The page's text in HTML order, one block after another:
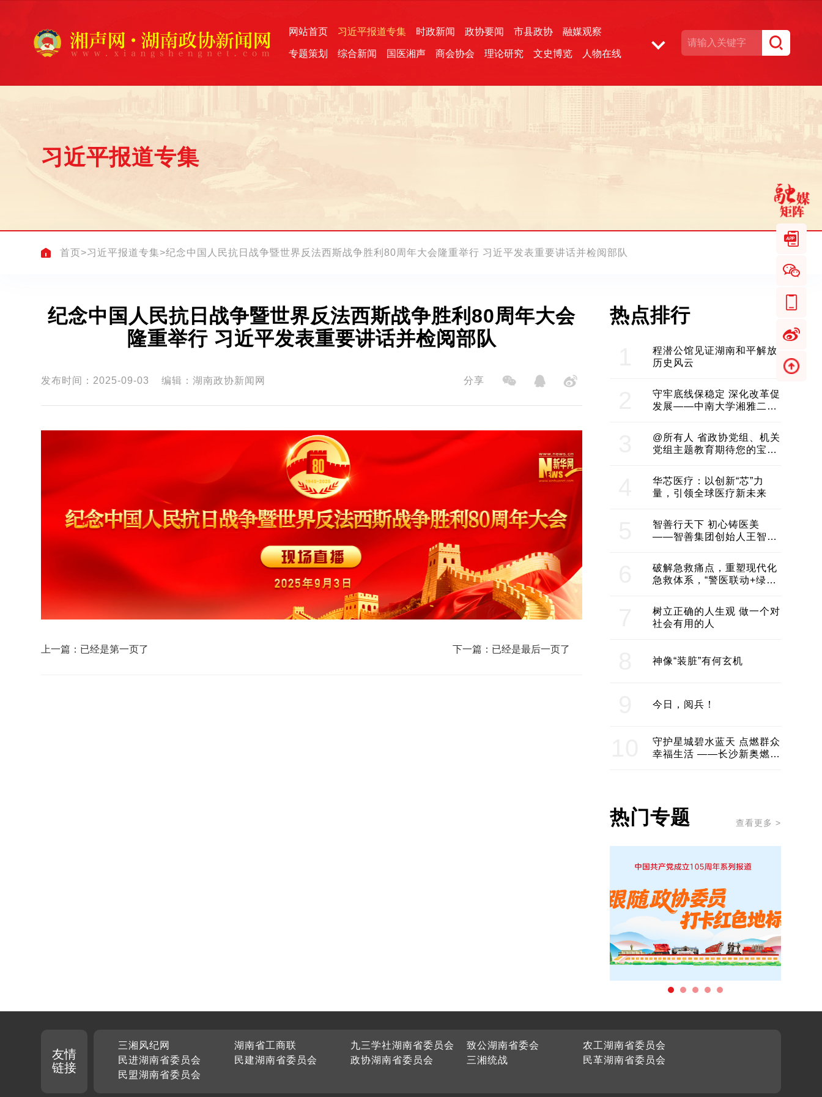
网站首页 习近平报道专集 时政新闻 政协要闻 市县政协 融媒观察
专题策划 综合新闻 国医湘声 商会协会 理论研究 文史博览 人物在线
习近平报道专集
首页>习近平报道专集>纪念中国人民抗日战争暨世界反法西斯战争胜利80周年大会隆重举行 习近平发表重要讲话并检阅部队
纪念中国人民抗日战争暨世界反法西斯战争胜利80周年大会
隆重举行 习近平发表重要讲话并检阅部队
发布时间：2025-09-03 编辑：湖南政协新闻网 分享
上一篇：已经是第一页了 下一篇：已经是最后一页了
热点排行
程潜公馆见证湖南和平解放
历史风云
守牢底线保稳定 深化改革促
发展——中南大学湘雅二医
@所有人 省政协党组、机关
党组主题教育期待您的宝贵
华芯医疗：以创新“芯”力
量，引领全球医疗新未来
智善行天下 初心铸医美
——智善集团创始人王智带
建医美产业良性生态圈
破解急救痛点，重塑现代化
急救体系，“警医联动+绿波
树立正确的人生观 做一个对
社会有用的人
神像“装脏”有何玄机
今日，阅兵！
守护星城碧水蓝天 点燃群众
幸福生活 ——长沙新奥燃气
热门专题 查看更多 >
友情
链接
三湘风纪网 湖南省工商联 九三学社湖南省委员会 致公湖南省委会
农工湖南省委员会
民进湖南省委员会
民建湖南省委员会 政协湖南省委员会 三湘统战
民革湖南省委员会
民盟湖南省委员会